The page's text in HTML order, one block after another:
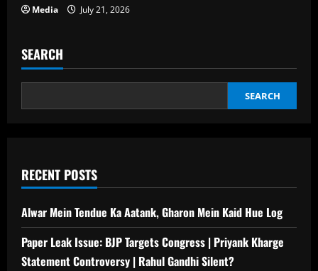
Media July 21, 2026
SEARCH
SEARCH
RECENT POSTS
Alwar Mein Tendue Ka Aatank, Gharon Mein Kaid Hue Log
Paper Leak Issue: BJP Targets Congress | Priyank Kharge
Statement Controversy | Rahul Gandhi Silent?